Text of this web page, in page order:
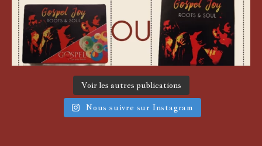
Voir les autres publications
Nous suivre sur Instagram